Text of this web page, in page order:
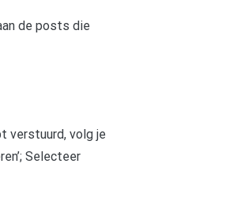
de posts die
verstuurd, volg je
Selecteer